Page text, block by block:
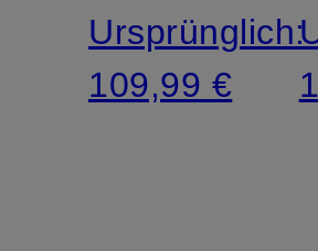
Ursprünglich:
109,99 €